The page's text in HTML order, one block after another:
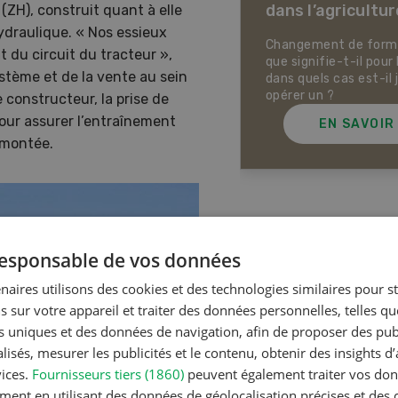
construit quant à elle
« Nos essieux
du circuit du tracteur »,
et de la vente au sein
constructeur, la prise de
assurer l’entraînement
pour la production
et la production animale
Pistes pour se protéger
chaleur, la sécheresse ainsi
les phénomènes
extrêmes.
EN SAVOIR PLUS
dans
Changement de
que signifie-t-il pour
dans quels cas est-il
opérer un ?
EN
Articles les plus lues
Production
Noms
en
de vos données
utilisons des cookies et des technologies similaires pour
sur votre appareil et traiter des données personnelles, telles
uniques et des données de navigation, afin de proposer des
mesurer les publicités et le contenu, obtenir des insights
Fournisseurs tiers (1860) peuvent également traiter vos